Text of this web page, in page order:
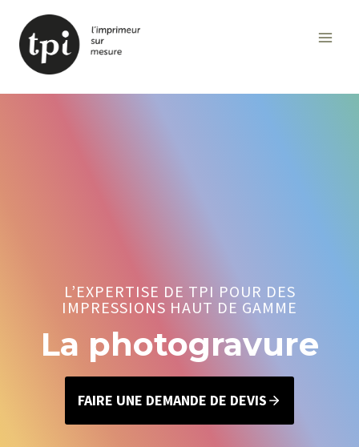
contenu
L’EXPERTISE DE TPI POUR DES
IMPRESSIONS HAUT DE GAMME
La photogravure
FAIRE UNE DEMANDE DE DEVIS